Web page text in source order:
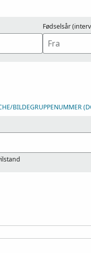
Fødselsår
BILDEGRUPPENUMMER